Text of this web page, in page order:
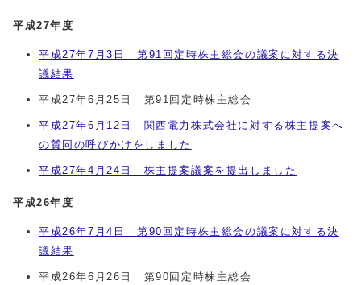
平成27年度
平成27年7月3日 第91回定時株主総会の議案に対する決
議結果
平成27年6月25日 第91回定時株主総会
平成27年6月12日 関西電力株式会社に対する株主提案へ
の賛同の呼びかけをしました
平成27年4月24日 株主提案議案を提出しました
平成26年度
平成26年7月4日 第90回定時株主総会の議案に対する決
議結果
平成26年6月26日 第90回定時株主総会